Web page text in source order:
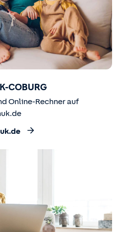
COBURG
Online-Rechner auf